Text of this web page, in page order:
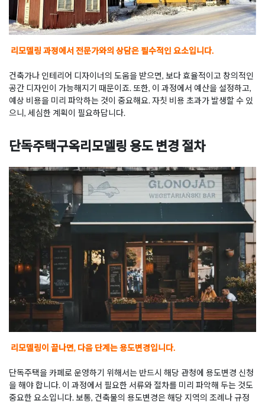
리모델링 과정에서 전문가와의 상담은 필수적인 요소입니다.
건축가나 인테리어 디자이너의 도움을 받으면, 보다 효율적이고 창의적인
공간 디자인이 가능해지기 때문이죠. 또한, 이 과정에서 예산을 설정하고,
예상 비용을 미리 파악하는 것이 중요해요. 자칫 비용 초과가 발생할 수 있
으니, 세심한 계획이 필요하답니다.
단독주택구옥리모델링 용도 변경 절차
리모델링이 끝나면, 다음 단계는 용도변경입니다.
단독주택을 카페로 운영하기 위해서는 반드시 해당 관청에 용도변경 신청
을 해야 합니다. 이 과정에서 필요한 서류와 절차를 미리 파악해 두는 것도
중요한 요소입니다. 보통, 건축물의 용도변경은 해당 지역의 조례나 규정